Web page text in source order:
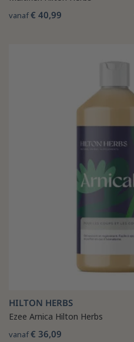
vanaf€ 40,99
HILTON HERBS
Ezee Arnica Hilton Herbs
vanaf€ 36,09